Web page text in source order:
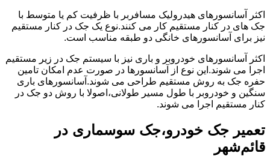
اکثر آسانسورهای هیدرولیک مسافربر با ظرفیت کم یا متوسط با
جک های در کنار مستقیم کار می کنند.نوع یک جک در کنار مستقیم
نیز برای آسانسورهای خانگی دو طبقه مناسب است.
اکثر آسانسورهای خودروبر و باری نیز با سیستم جک در زیر مستقیم
اجرا می شوند.این نوع از آسانسورها در صورت عدم امکان تامین
حفره جک به روش مستقیم طراحی می شوند.آسانسورهای باری
سنگین و خودروبر با طول مسیر طولانی،اصولا با روش دو جک در
کنار مستقیم اجرا می شوند.
تعمیر جک خودرو،جک سوسماری در
قائم‌شهر